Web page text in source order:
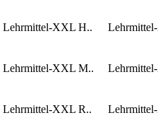
Lehrmittel-XXL H..
Lehrmittel-XXL M..
Lehrmittel-XXL R..